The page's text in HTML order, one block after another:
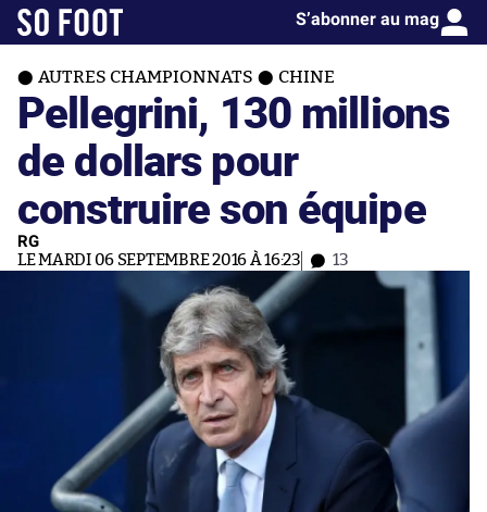
S’abonner au mag
AUTRES CHAMPIONNATS CHINE
Pellegrini, 130 millions
de dollars pour
construire son équipe
RG
LE MARDI 06 SEPTEMBRE 2016 À 16:23 13